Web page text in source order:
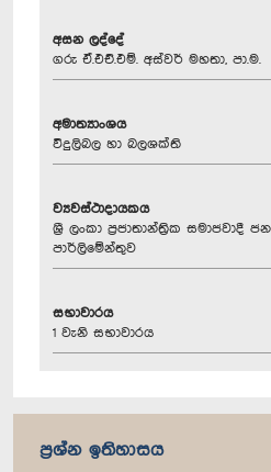
අසන ලද්දේ
ගරු ඒ.එච්.එම්. අස්වර් මහතා, පා.ම.
අමාත්‍යාංශය
විදුලිබල හා බලශක්ති
ව්‍යවස්ථාදායකය
ශ්‍රී ලංකා ප්‍රජාතාන්ත්‍රික සමාජවාදී
පාර්ලිමේන්තුව
සභාවාරය
1 වැනි සභාවාරය
ප්‍රශ්න ඉතිහාසය